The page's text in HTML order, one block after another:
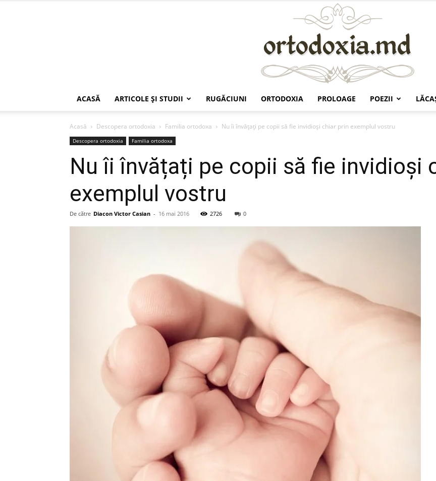
ACASĂ ARTICOLE ŞI STUDII RUGĂCIUNI ORTODOXIA PROLOAGE POEZII
Acasă Descopera ortodoxia Familia ortodoxa Nu îi învățați pe copii să fie invidioși chiar prin exemplul vostru
Descopera ortodoxia Familia ortodoxa
Nu îi învățați pe copii să fie invidioși
exemplul vostru
De către Diacon Victor Casian - 16 mai 2016 2726 0